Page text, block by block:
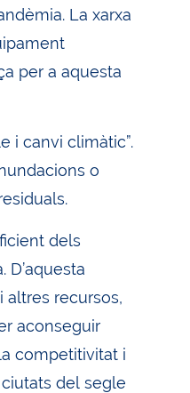
La xarxa
per a aquesta
i canvi climàtic”.
o
dels
altres recursos,
aconseguir
competitivitat i
del segle